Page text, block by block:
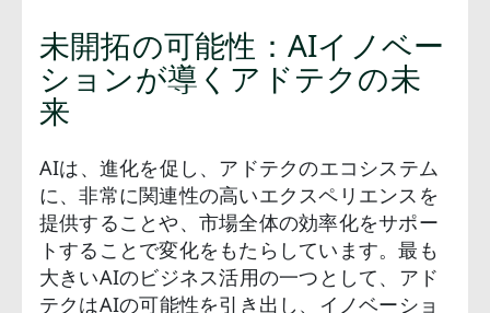
未開拓の可能性：AIイノベー
ションが導くアドテクの未
来
AIは、進化を促し、アドテクのエコシステム
に、非常に関連性の高いエクスペリエンスを
提供することや、市場全体の効率化をサポー
トすることで変化をもたらしています。最も
大きいAIのビジネス活用の一つとして、アド
テクはAIの可能性を引き出し、イノベーショ